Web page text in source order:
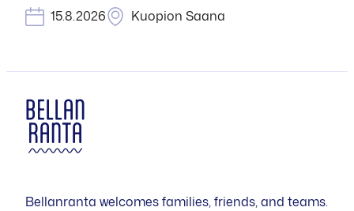
15.8.2026 Kuopion Saana
Bellanranta welcomes families, friends, and teams.